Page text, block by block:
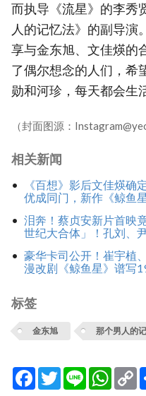
而执导《流星》的李秀
人的记忆法》的副导演
享与金东旭、文佳煐的
了偶尔想念的人们，希
勋和河珍，每天都会生
（封面图源：
相关新闻
《百想》影后文佳煐确
优成同门，新作《鲸鱼
泪奔！蔡贞安新片首映
世纪大合体」！孔刘、
豪华卡司公开！崔宇植
漫改剧《鲸鱼星》谱写
标签
金东旭 那个男人的
Facebook
TwitterLine